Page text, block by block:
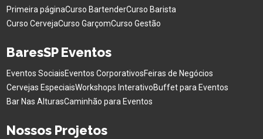
Primeira páginaCurso BartenderCurso Barista
Curso CervejaCurso GarçomCurso Gestão
BaresSP Eventos
Eventos SociaisEventos CorporativosFeiras de Negócios
Cervejas EspeciaisWorkshops InterativoBuffet para Eventos
Bar Nas AlturasCaminhão para Eventos
Nossos Projetos